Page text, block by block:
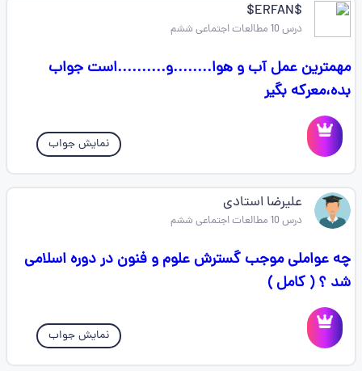
$ERFAN$
درس 10 مطالعات اجتماعی ششم
مهمترین عمل آب و هوا........و..........است جواب
بده،معرکه بگیر
نمایش جواب
علیرضا استادی
درس 10 مطالعات اجتماعی ششم
چه عواملی موجب گسترش علوم و فنون در دوره‌ اسلامی
شد ؟ ( کامل )
نمایش جواب